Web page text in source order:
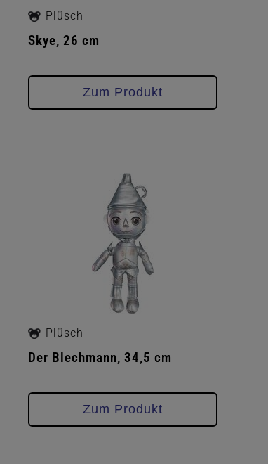
Plüsch
Skye, 26 cm
Zum Produkt
Plüsch
Der Blechmann, 34,5 cm
Zum Produkt